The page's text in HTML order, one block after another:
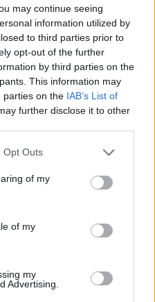
may continue seeing
information utilized by
to third parties prior to
opt-out of the further
by third parties on the
This information may
parties on the IAB’s List of
further disclose it to other
uses one or more Google
behaviour. You may click to
and its third-party tags to
purposes in below Google
Opt Outs
of my
of my
my
Advertising.